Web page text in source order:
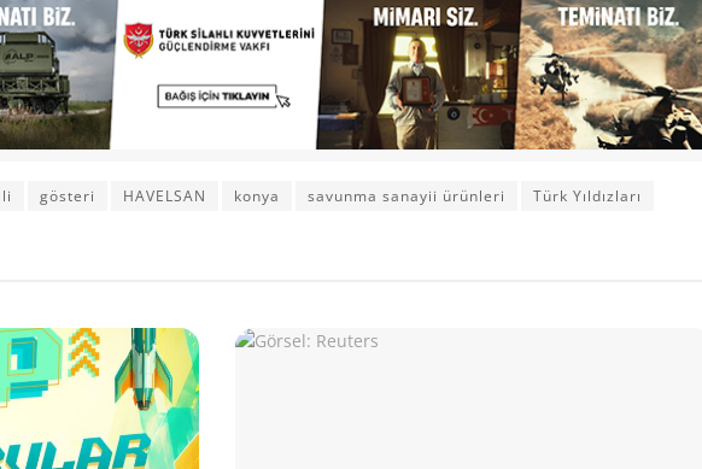
gösteri HAVELSAN konya savunma sanayii ürünleri Türk Yıldızları